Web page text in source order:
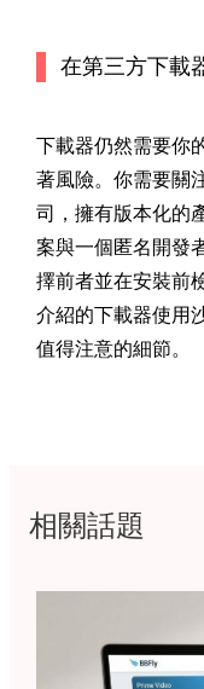
在第三方下載
下載器仍然需要你
著風險。你需要關
司，擁有版本化的
案與一個匿名開發
擇前者並在安裝前
介紹的下載器使用
值得注意的細節。
相關話題